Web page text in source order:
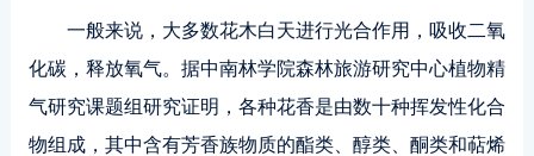
一般来说，大多数花木白天进行光合作用，吸收二氧
化碳，释放氧气。据中南林学院森林旅游研究中心植物精
气研究课题组研究证明，各种花香是由数十种挥发性化合
物组成，其中含有芳香族物质的酯类、醇类、酮类和萜烯